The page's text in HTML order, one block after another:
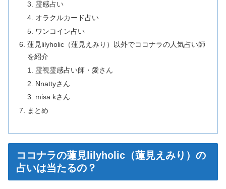
霊感占い
オラクルカード占い
ワンコイン占い
蓮見lilyholic（蓮見えみり）以外でココナラの人気占い師
を紹介
霊視霊感占い師・愛さん
Nnattyさん
misa kさん
まとめ
ココナラの蓮見lilyholic（蓮見えみり）の
占いは当たるの？